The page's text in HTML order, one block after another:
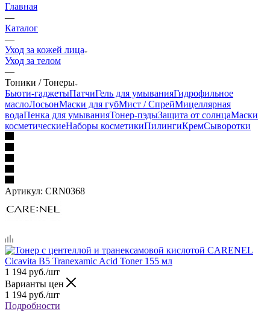
Главная
—
Каталог
—
Уход за кожей лица
Уход за телом
—
Тоники / Тонеры
Бьюти-гаджетыПатчиГель для умыванияГидрофильное
маслоЛосьонМаски для губМист / СпрейМицеллярная
водаПенка для умыванияТонер-пэдыЗащита от солнцаМаски
косметическиеНаборы косметикиПилингиКремСыворотки
Артикул: CRN0368
1 194 руб./шт
Варианты цен
1 194 руб./шт
Подробности